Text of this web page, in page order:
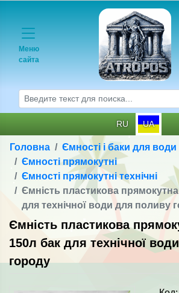
Меню
сайта
RU UA
Головна
Ємності і баки для води
Ємності прямокутні
Ємності прямокутні технічні
Ємність пластикова
для технічної води для поливу
Ємність пластикова
150л бак для технічної
городу